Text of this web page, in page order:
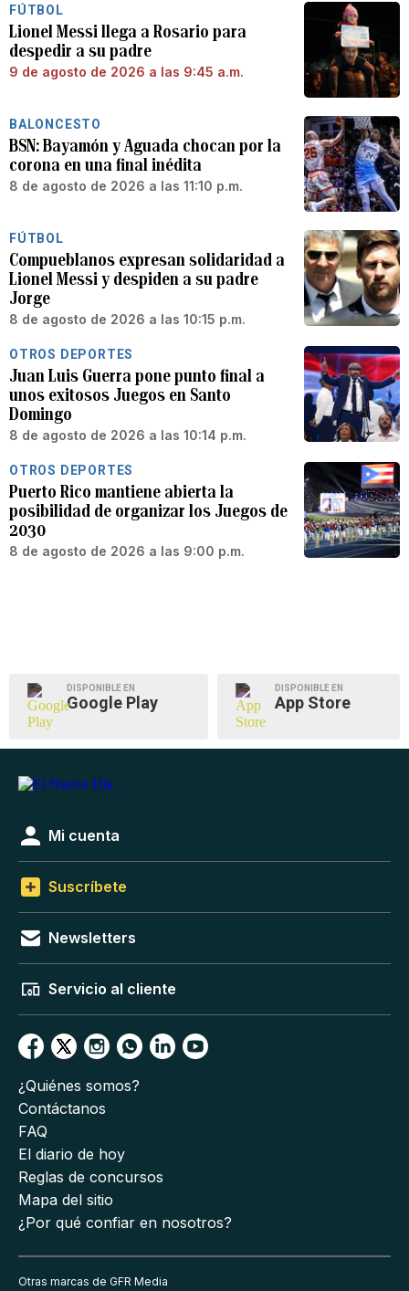
FÚTBOL
Lionel Messi llega a Rosario para
despedir a su padre
9 de agosto de 2026 a las 9:45 a.m.
BALONCESTO
BSN: Bayamón y Aguada chocan por la
corona en una final inédita
8 de agosto de 2026 a las 11:10 p.m.
FÚTBOL
Compueblanos expresan solidaridad a
Lionel Messi y despiden a su padre
Jorge
8 de agosto de 2026 a las 10:15 p.m.
OTROS DEPORTES
Juan Luis Guerra pone punto final a
unos exitosos Juegos en Santo
Domingo
8 de agosto de 2026 a las 10:14 p.m.
OTROS DEPORTES
Puerto Rico mantiene abierta la
posibilidad de organizar los Juegos de
2030
8 de agosto de 2026 a las 9:00 p.m.
DISPONIBLE EN
Google Play
DISPONIBLE EN
App Store
Mi cuenta
Suscríbete
Newsletters
Servicio al cliente
¿Quiénes somos?
Contáctanos
FAQ
El diario de hoy
Reglas de concursos
Mapa del sitio
¿Por qué confiar en nosotros?
Otras marcas de GFR Media